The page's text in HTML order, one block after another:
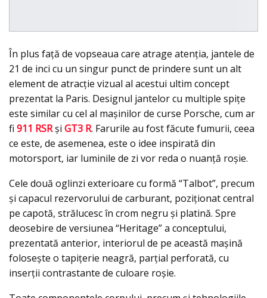
În plus față de vopseaua care atrage atenția, jantele de
21 de inci cu un singur punct de prindere sunt un alt
element de atracție vizual al acestui ultim concept
prezentat la Paris. Designul jantelor cu multiple spiţe
este similar cu cel al mașinilor de curse Porsche, cum ar
fi 911 RSRși GT3 R. Farurile au fost făcute fumurii, ceea
ce este, de asemenea, este o idee inspirată din
motorsport, iar luminile de zi vor reda o nuanţă roşie.
Cele două oglinzi exterioare cu formă “Talbot”, precum
și capacul rezervorului de carburant, poziționat central
pe capotă, strălucesc în crom negru și platină. Spre
deosebire de versiunea “Heritage” a conceptului,
prezentată anterior, interiorul de pe această maşină
foloseşte o tapiţerie neagră, parțial perforată, cu
inserţii contrastante de culoare roşie.